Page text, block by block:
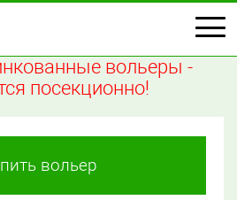
вольеры -
посекционно!
вольер